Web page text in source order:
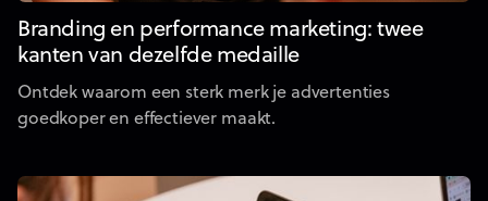
Branding en performance marketing: twee
kanten van dezelfde medaille
Ontdek waarom een sterk merk je advertenties
goedkoper en effectiever maakt.